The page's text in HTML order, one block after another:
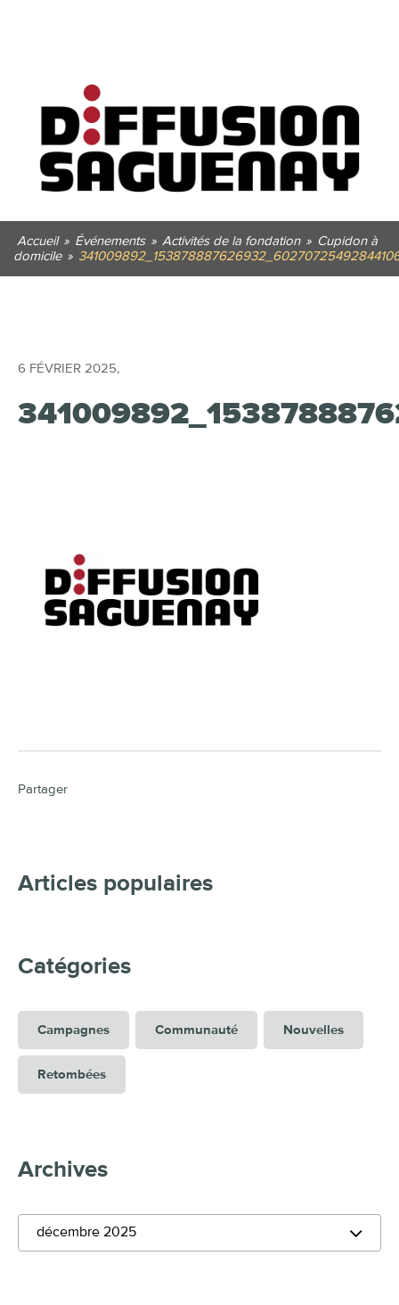
Accueil » Événements » Activités de la fondation » Cupidon à
domicile »
6 FÉVRIER 2025,
Partager
Articles populaires
Catégories
Campagnes Communauté Nouvelles
Retombées
Archives
décembre 2025